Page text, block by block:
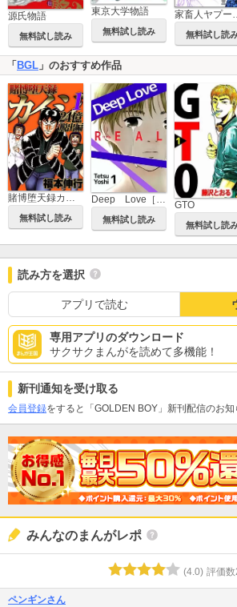
源氏物語
無料試し読み
東京大学物語
無料試し読み
家畜人
無料試し読
「 BGL 」のおすすめ作品
無料試し読み
Deep Love［REAL]
無料試し読み
GTO
無料試し読
読み方を選択
アプリで読む
専用アプリのダウンロード
サクサクまんがを読めて多機能！
新刊通知を受け取る
会員登録をすると「GOLDEN BOY」新刊配信のお知
みんなのまんがレポ
(4.0) 評価数
ペンギンさん